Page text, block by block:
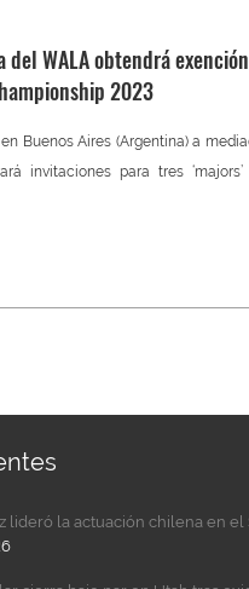
del WALA obtendrá exención
2023
Buenos Aires (Argentina) a
invitaciones para tres
lideró la actuación chilena en